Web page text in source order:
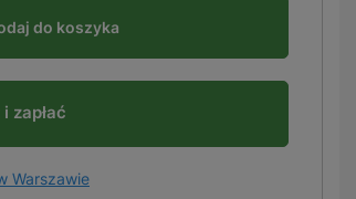
do koszyka
zapłać
Warszawie